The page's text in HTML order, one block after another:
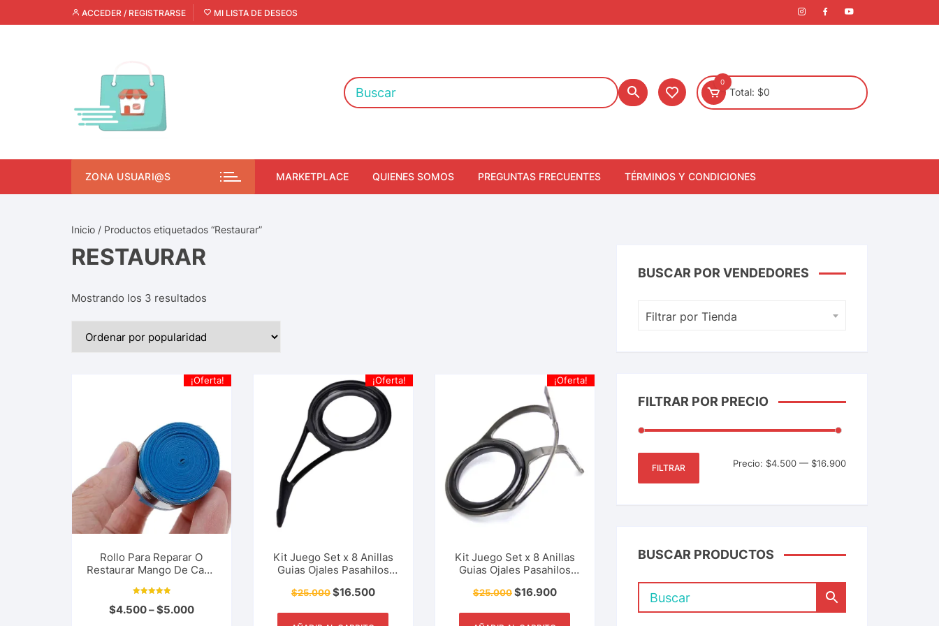
ACCEDER / REGISTRARSE MI LISTA DE DESEOS
0
Total: $0
ZONA USUARI@S MARKETPLACE QUIENES SOMOS PREGUNTAS FRECUENTES TÉRMINOS Y CONDICIONES
Inicio / Productos etiquetados “Restaurar”
RESTAURAR
Mostrando los 3 resultados
¡Oferta!
Rollo Para Reparar O
Restaurar Mango De Caña
Bádminton Anti-
Deslizante Transpirable
5.00
de 5
$4.500–$5.000
¡Oferta!
Kit Juego Set x 8 Anillas
Guias Ojales Pasahilos
Caña Vara Pescar
$25.000$16.500
¡Oferta!
Kit Juego Set x 8 Anillas
Guias Ojales Pasahilos
Caña Vara Pescar
$25.000$16.900
BUSCAR POR VENDEDORES
Filtrar por Tienda
FILTRAR POR PRECIO
FILTRAR Precio: $4.500 — $16.900
BUSCAR PRODUCTOS